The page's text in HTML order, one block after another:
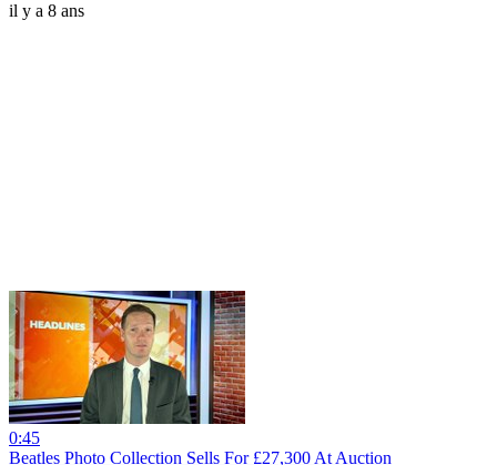
il y a 8 ans
0:45
Beatles Photo Collection Sells For £27,300 At Auction